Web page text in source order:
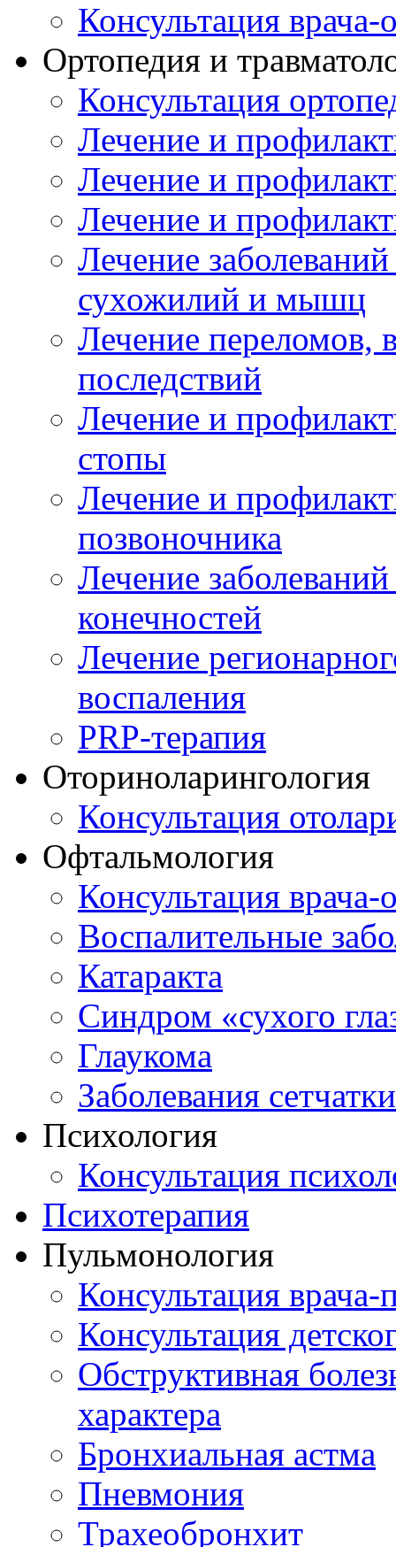
Консультация врача-
Ортопедия и
Консультация
Лечение и
Лечение и
Лечение и
Лечение
сухожилий и мышц
Лечение переломов,
последствий
Лечение и
стопы
Лечение и
позвоночника
Лечение
конечностей
Лечение
воспаления
PRP-терапия
Оториноларингология
Консультация
Офтальмология
Консультация врача-
Воспалительные
Катаракта
Синдром «сухого
Глаукома
Заболевания сетчатки
Психология
Консультация
Психотерапия
Пульмонология
Консультация врача-
Консультация
Обструктивная
характера
Бронхиальная астма
Пневмония
Трахеобронхит